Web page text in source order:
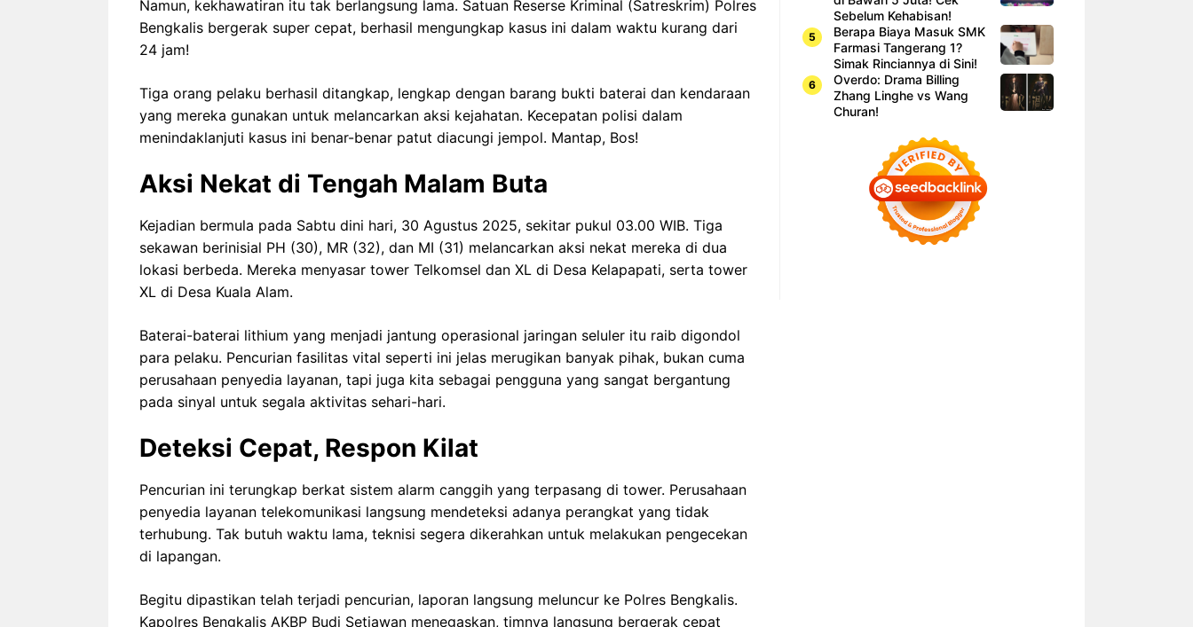
Namun, kekhawatiran itu tak berlangsung lama. Satuan Reserse Kriminal (Satreskrim) Polres
Bengkalis bergerak super cepat, berhasil mengungkap kasus ini dalam waktu kurang dari
24 jam!
Tiga orang pelaku berhasil ditangkap, lengkap dengan barang bukti baterai dan kendaraan
yang mereka gunakan untuk melancarkan aksi kejahatan. Kecepatan polisi dalam
menindaklanjuti kasus ini benar-benar patut diacungi jempol. Mantap, Bos!
Aksi Nekat di Tengah Malam Buta
Kejadian bermula pada Sabtu dini hari, 30 Agustus 2025, sekitar pukul 03.00 WIB. Tiga
sekawan berinisial PH (30), MR (32), dan MI (31) melancarkan aksi nekat mereka di dua
lokasi berbeda. Mereka menyasar tower Telkomsel dan XL di Desa Kelapapati, serta tower
XL di Desa Kuala Alam.
Baterai-baterai lithium yang menjadi jantung operasional jaringan seluler itu raib digondol
para pelaku. Pencurian fasilitas vital seperti ini jelas merugikan banyak pihak, bukan cuma
perusahaan penyedia layanan, tapi juga kita sebagai pengguna yang sangat bergantung
pada sinyal untuk segala aktivitas sehari-hari.
Deteksi Cepat, Respon Kilat
Pencurian ini terungkap berkat sistem alarm canggih yang terpasang di tower. Perusahaan
penyedia layanan telekomunikasi langsung mendeteksi adanya perangkat yang tidak
terhubung. Tak butuh waktu lama, teknisi segera dikerahkan untuk melakukan pengecekan
di lapangan.
Begitu dipastikan telah terjadi pencurian, laporan langsung meluncur ke Polres Bengkalis.
Kapolres Bengkalis AKBP Budi Setiawan menegaskan, timnya langsung bergerak cepat
Sebelum Kehabisan!
Berapa Biaya Masuk SMK
Farmasi Tangerang 1?
Simak Rinciannya di Sini!
Overdo: Drama Billing
Zhang Linghe vs Wang
Churan!